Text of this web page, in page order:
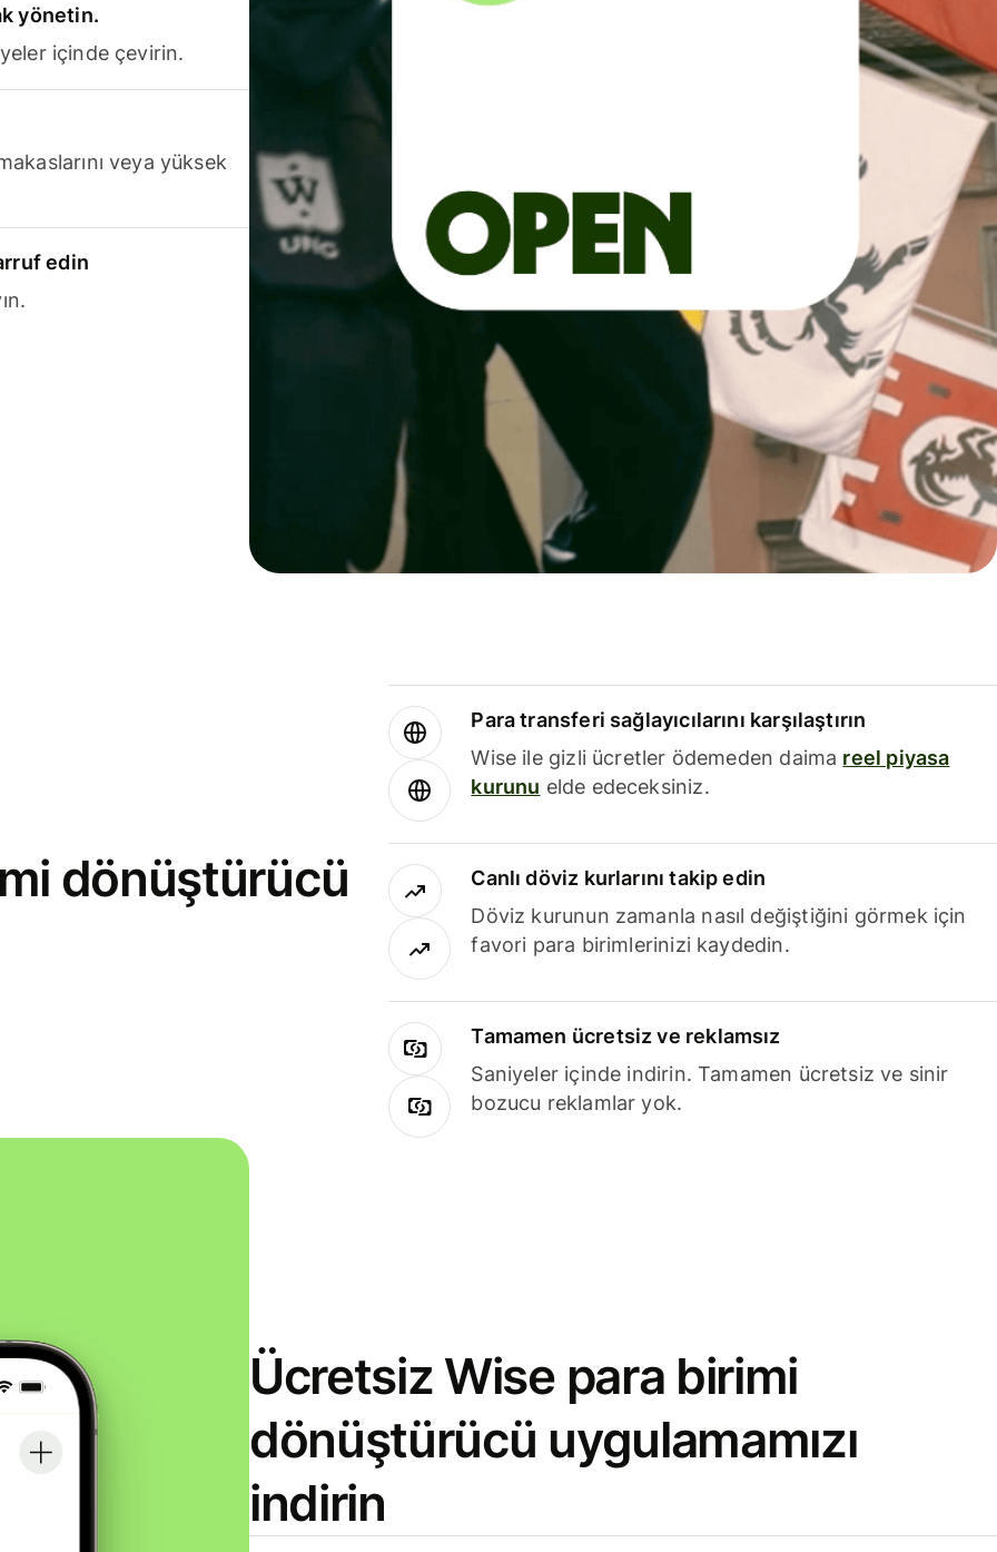
yönetin.
içinde çevirin.
veya yüksek
edin
dönüştürücü
Para transferi sağlayıcılarını karşılaştırın
Wise ile gizli ücretler ödemeden daima reel piyasa
kurunu elde edeceksiniz.
Canlı döviz kurlarını takip edin
Döviz kurunun zamanla nasıl değiştiğini görmek için
favori para birimlerinizi kaydedin.
Tamamen ücretsiz ve reklamsız
Saniyeler içinde indirin. Tamamen ücretsiz ve sinir
bozucu reklamlar yok.
Ücretsiz Wise para birimi
dönüştürücü uygulamamızı
indirin